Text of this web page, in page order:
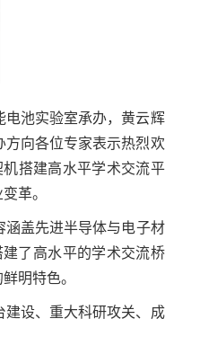
电池实验室承办，黄云辉
向各位专家表示热烈欢
搭建高水平学术交流平
革。
涵盖先进半导体与电子材
了高水平的学术交流桥
明特色。
建设、重大科研攻关、成